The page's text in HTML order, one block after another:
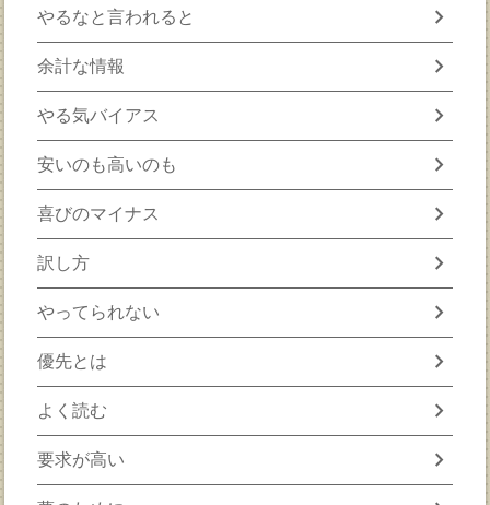
やるなと言われると chevron_right
余計な情報 chevron_right
やる気バイアス chevron_right
安いのも高いのも chevron_right
喜びのマイナス chevron_right
訳し方 chevron_right
やってられない chevron_right
優先とは chevron_right
よく読む chevron_right
要求が高い chevron_right